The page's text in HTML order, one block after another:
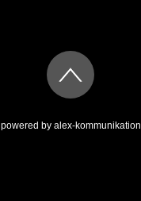
powered by alex-kommunikation